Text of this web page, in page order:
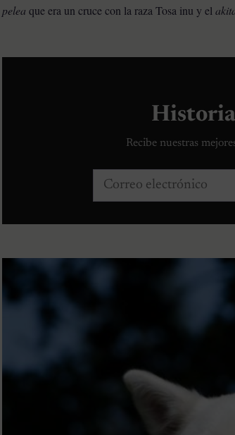
pelea que era un cruce con la raza Tosa inu y el
Recibe nuestras
Correo electrónico